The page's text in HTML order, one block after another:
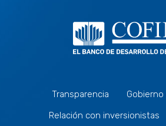
Transparencia
Relación con inversionistas